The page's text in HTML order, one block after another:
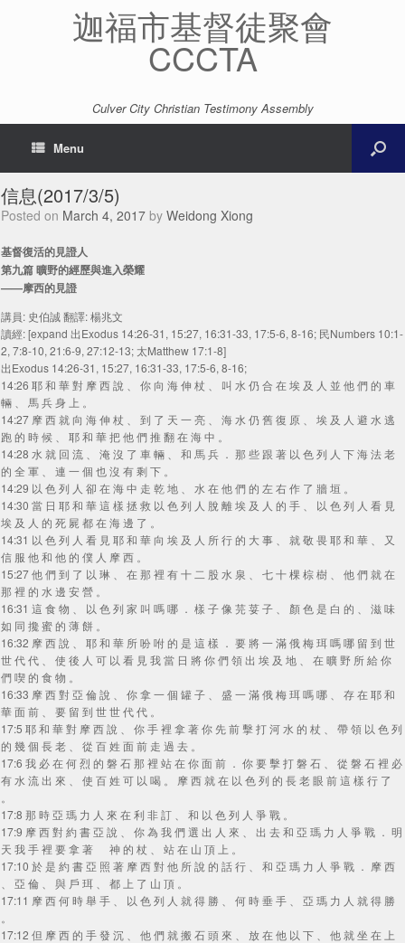
迦福市基督徒聚會
CCCTA
Culver City Christian Testimony Assembly
Menu
信息(2017/3/5)
Posted on March 4, 2017 by Weidong Xiong
基督復活的見證人
第九篇 曠野的經歷與進入榮耀
——摩西的見證
講員: 史伯誠 翻譯: 楊兆文
讀經: [expand 出Exodus 14:26-31, 15:27, 16:31-33, 17:5-6, 8-16; 民Numbers 10:1-
2, 7:8-10, 21:6-9, 27:12-13; 太Matthew 17:1-8]
出Exodus 14:26-31, 15:27, 16:31-33, 17:5-6, 8-16;
14:26 耶 和 華 對 摩 西 說 、 你 向 海 伸 杖 、 叫 水 仍 合 在 埃 及 人 並 他 們 的 車
輛 、 馬 兵 身 上 。
14:27 摩 西 就 向 海 伸 杖 、 到 了 天 一 亮 、 海 水 仍 舊 復 原 、 埃 及 人 避 水 逃
跑 的 時 候 、 耶 和 華 把 他 們 推 翻 在 海 中 。
14:28 水 就 回 流 、 淹 沒 了 車 輛 、 和 馬 兵 ． 那 些 跟 著 以 色 列 人 下 海 法 老
的 全 軍 、 連 一 個 也 沒 有 剩 下 。
14:29 以 色 列 人 卻 在 海 中 走 乾 地 、 水 在 他 們 的 左 右 作 了 牆 垣 。
14:30 當 日 耶 和 華 這 樣 拯 救 以 色 列 人 脫 離 埃 及 人 的 手 、 以 色 列 人 看 見
埃 及 人 的 死 屍 都 在 海 邊 了 。
14:31 以 色 列 人 看 見 耶 和 華 向 埃 及 人 所 行 的 大 事 、 就 敬 畏 耶 和 華 、 又
信 服 他 和 他 的 僕 人 摩 西 。
15:27 他 們 到 了 以 琳 、 在 那 裡 有 十 二 股 水 泉 、 七 十 棵 棕 樹 、 他 們 就 在
那 裡 的 水 邊 安 營 。
16:31 這 食 物 、 以 色 列 家 叫 嗎 哪 ． 樣 子 像 芫 荽 子 、 顏 色 是 白 的 、 滋 味
如 同 攙 蜜 的 薄 餅 。
16:32 摩 西 說 、 耶 和 華 所 吩 咐 的 是 這 樣 ． 要 將 一 滿 俄 梅 珥 嗎 哪 留 到 世
世 代 代 、 使 後 人 可 以 看 見 我 當 日 將 你 們 領 出 埃 及 地 、 在 曠 野 所 給 你
們 喫 的 食 物 。
16:33 摩 西 對 亞 倫 說 、 你 拿 一 個 罐 子 、 盛 一 滿 俄 梅 珥 嗎 哪 、 存 在 耶 和
華 面 前 、 要 留 到 世 世 代 代 。
17:5 耶 和 華 對 摩 西 說 、 你 手 裡 拿 著 你 先 前 擊 打 河 水 的 杖 、 帶 領 以 色 列
的 幾 個 長 老 、 從 百 姓 面 前 走 過 去 。
17:6 我 必 在 何 烈 的 磐 石 那 裡 站 在 你 面 前 ． 你 要 擊 打 磐 石 、 從 磐 石 裡 必
有 水 流 出 來 、 使 百 姓 可 以 喝 。 摩 西 就 在 以 色 列 的 長 老 眼 前 這 樣 行 了
。
17:8 那 時 亞 瑪 力 人 來 在 利 非 訂 、 和 以 色 列 人 爭 戰 。
17:9 摩 西 對 約 書 亞 說 、 你 為 我 們 選 出 人 來 、 出 去 和 亞 瑪 力 人 爭 戰 ． 明
天 我 手 裡 要 拿 著 神 的 杖 、 站 在 山 頂 上 。
17:10 於 是 約 書 亞 照 著 摩 西 對 他 所 說 的 話 行 、 和 亞 瑪 力 人 爭 戰 ． 摩 西
、 亞 倫 、 與 戶 珥 、 都 上 了 山 頂 。
17:11 摩 西 何 時 舉 手 、 以 色 列 人 就 得 勝 、 何 時 垂 手 、 亞 瑪 力 人 就 得 勝
。
17:12 但 摩 西 的 手 發 沉 、 他 們 就 搬 石 頭 來 、 放 在 他 以 下 、 他 就 坐 在 上